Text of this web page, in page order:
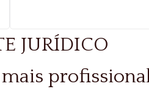
JURÍDICO